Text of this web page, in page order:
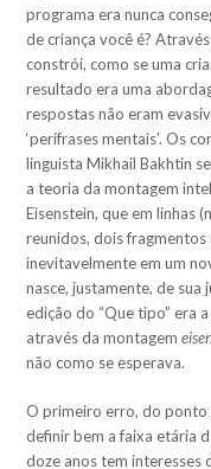
programa era nunca
de criança você é?
constrói, como se uma
resultado era uma
respostas não eram
‘perífrases mentais’. Os
linguista Mikhail Bakhtin
a teoria da montagem
Eisenstein, que em linhas
reunidos, dois
inevitavelmente em um
nasce, justamente, de sua
edição do “Que tipo” era
através da montagem
não como se esperava.
O primeiro erro, do ponto
definir bem a faixa etária
doze anos tem interesses